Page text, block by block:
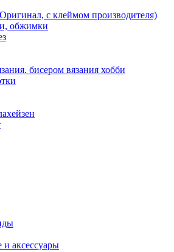
с клеймом производителя)
обжимки
бисером вязания хобби
и аксессуары